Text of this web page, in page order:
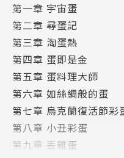
也能用於藝術創作、醫
「蛋」，一般通常是指
更精準來說，即「雞蛋
都有卵，其中也包括人類
本書作者麗茲．史塔克
面，家族遺傳的基因變
從此失去全身所有的卵
過雞蛋這種食材，
第一章 宇宙蛋
第二章 尋蛋記
第三章 淘蛋熱
第四章 蛋即是金
第五章 蛋料理大師
第六章 如絲綢般的蛋
第七章 烏克蘭復活節彩
第八章 小丑彩蛋
第九章 丟雞蛋